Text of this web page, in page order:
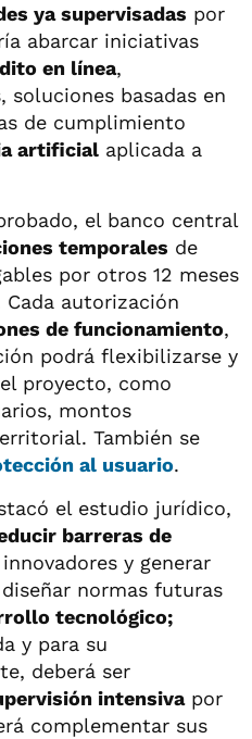
ya supervisadas por
abarcar iniciativas
en línea,
soluciones basadas en
de cumplimiento
artificial aplicada a
el banco central
temporales de
por otros 12 meses
Cada autorización
de funcionamiento,
podrá flexibilizarse y
proyecto, como
montos
También se
al usuario.
el estudio jurídico,
barreras de
y generar
normas futuras
tecnológico;
y para su
deberá ser
intensivapor
complementar sus